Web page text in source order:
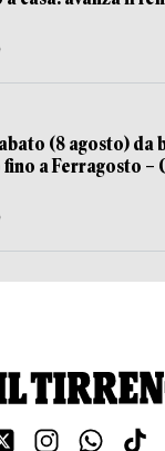
(8 agosto) da
a Ferragosto –